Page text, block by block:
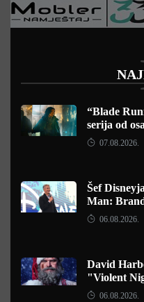
“Blade
serija od
07.08.2026.
Šef
Man:
06.08.2026.
David
"Violent
06.08.2026.